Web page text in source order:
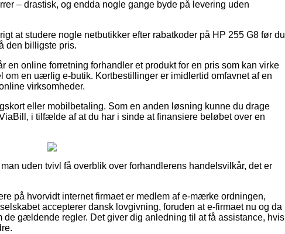
– drastisk, og endda nogle gange byde på levering uden
at studere nogle netbutikker efter rabatkoder på HP 255 G8 før du
den billigste pris.
en online forretning forhandler et produkt for en pris som kan virke
en uærlig e-butik. Kortbestillinger er imidlertid omfavnet af en
virksomheder.
eller mobilbetaling. Som en anden løsning kunne du drage
i tilfælde af at du har i sinde at finansiere beløbet over en
uden tvivl få overblik over forhandlerens handelsvilkår, det er
på hvorvidt internet firmaet er medlem af e-mærke ordningen,
accepterer dansk lovgivning, foruden at e-firmaet nu og da
de gældende regler. Det giver dig anledning til at få assistance, hvis